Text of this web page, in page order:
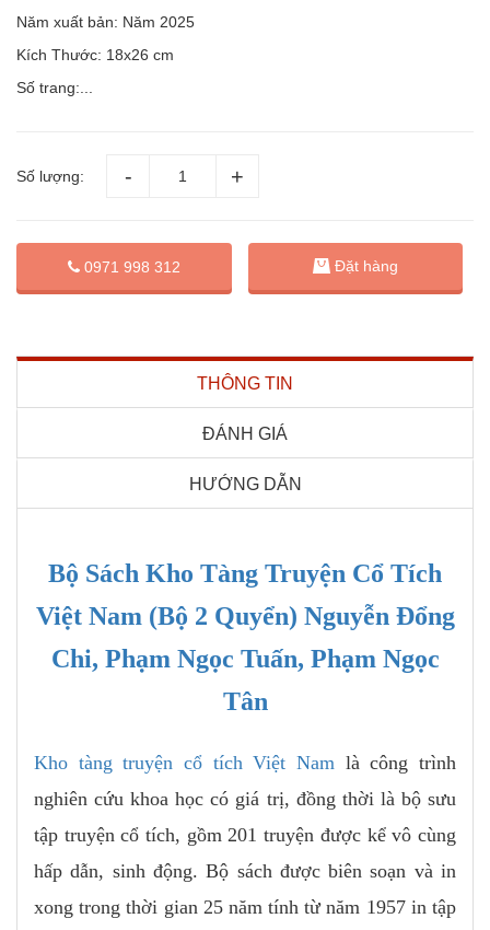
Năm xuất bản: Năm 2025
Kích Thước: 18x26 cm
Số trang:...
Số lượng:
0971 998 312 Đặt hàng
THÔNG TIN
ĐÁNH GIÁ
HƯỚNG DẪN
Bộ Sách Kho Tàng Truyện Cổ Tích
Việt Nam (Bộ 2 Quyển) Nguyễn Đổng
Chi, Phạm Ngọc Tuấn, Phạm Ngọc
Tân
Kho tàng truyện cổ tích Việt Nam là công trình
nghiên cứu khoa học có giá trị, đồng thời là bộ sưu
tập truyện cổ tích, gồm 201 truyện được kể vô cùng
hấp dẫn, sinh động. Bộ sách được biên soạn và in
xong trong thời gian 25 năm tính từ năm 1957 in tập